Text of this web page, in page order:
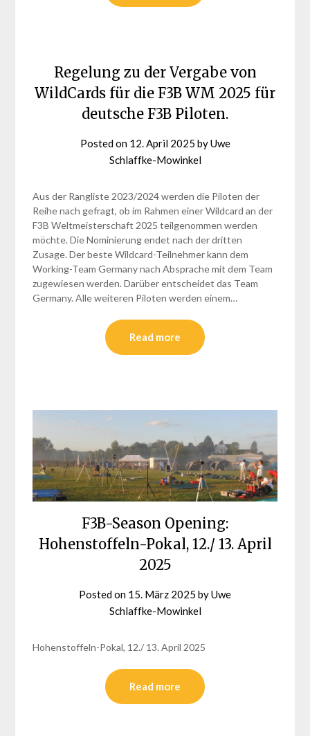
Regelung zu der Vergabe von
WildCards für die F3B WM 2025 für
deutsche F3B Piloten.
Posted on 12. April 2025 byUwe
Schlaffke-Mowinkel
Aus der Rangliste 2023/2024 werden die Piloten der
Reihe nach gefragt, ob im Rahmen einer Wildcard an der
F3B Weltmeisterschaft 2025 teilgenommen werden
möchte. Die Nominierung endet nach der dritten
Zusage. Der beste Wildcard-Teilnehmer kann dem
Working-Team Germany nach Absprache mit dem Team
zugewiesen werden. Darüber entscheidet das Team
Germany. Alle weiteren Piloten werden einem…
Read more
F3B-Season Opening:
Hohenstoffeln-Pokal, 12./ 13. April
2025
Posted on 15. März 2025 byUwe
Schlaffke-Mowinkel
Hohenstoffeln-Pokal, 12./ 13. April 2025
Read more